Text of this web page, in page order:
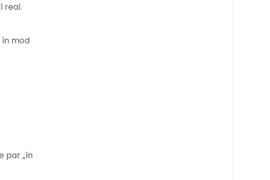
real.
mod
par „în